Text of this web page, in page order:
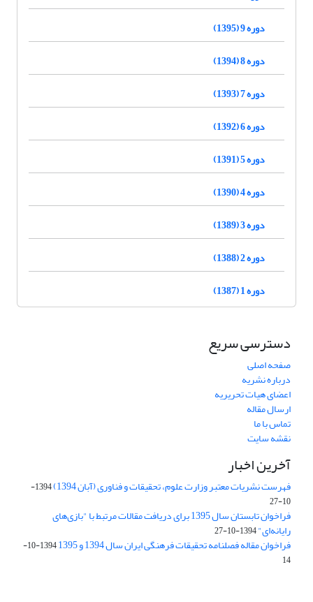
دوره 9 (1395)
دوره 8 (1394)
دوره 7 (1393)
دوره 6 (1392)
دوره 5 (1391)
دوره 4 (1390)
دوره 3 (1389)
دوره 2 (1388)
دوره 1 (1387)
دسترسی سریع
صفحه اصلی
درباره نشریه
اعضای هیات تحریریه
ارسال مقاله
تماس با ما
نقشه سایت
آخرین اخبار
فهرست نشریات معتبر وزارت علوم، تحقیقات و فناوری (آبان 1394)
1394-
10-27
فراخوان تابستان سال 1395 برای دریافت مقالات مرتبط با "بازی‌های
رایانه‌ای"1394-10-27
فراخوان مقاله فصلنامه تحقیقات فرهنگی ایران سال 1394 و 1395
1394-10-
14